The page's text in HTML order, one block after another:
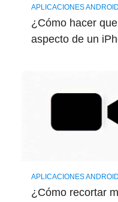
APLICACIONES ANDROID
¿Cómo hacer
aspecto de un
APLICACIONES ANDROID
¿Cómo recortar